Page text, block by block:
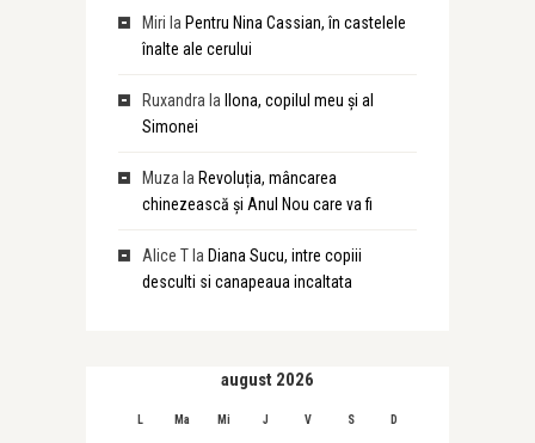
Miri la Pentru Nina Cassian, în castelele
înalte ale cerului
Ruxandra la
Ilona, copilul meu și al
Simonei
Muza la Revoluția, mâncarea
chinezească și Anul Nou care va fi
Alice Tla Diana Sucu, intre copiii
desculti si canapeaua incaltata
august 2026
L Ma Mi J V S D